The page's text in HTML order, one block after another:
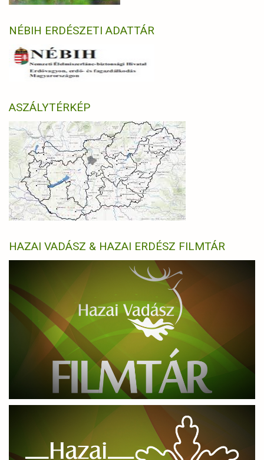
NÉBIH ERDÉSZETI ADATTÁR
ASZÁLYTÉRKÉP
HAZAI VADÁSZ & HAZAI ERDÉSZ FILMTÁR